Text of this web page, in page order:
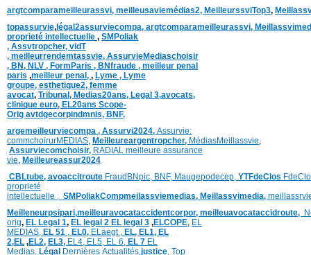
argtcomparameilleurassvi, meilleusaviemédias2, MeilleurssviTop3,
topassurvie, légal2assurviecompa, argtcomparameilleurassvi,
proprieté intellectuelle , SMPoliak
, Assvtropcher, vidT
, meilleurrendemtassvie, AssurvieMediaschoisir
, BN, NLV , FormParis , BNfraude , meilleur penal
paris ,meilleur penal, , Lyme , Lyme
groupe, esthetique2, femme
avocat, Tribunal, Medias20ans, Legal 3,avocats,
clinique euro, EL20ans Scope-
Orig avtdgecorpindmnis, BNF,
argemeilleurviecompa , Assurvi2024, Assurvie:
commchoirurMEDIAS, Meilleureargentropcher, MédiasMeillassvie,
Assurviecomchoisir, RADIAL meilleure assurance
vie, Meilleureassur2024
CBLtube, avoaccitroute FraudBNpic, BNF, Maugepodecep, YTFdeClos
proprieté
intellectuelle , SMPoliakCompmeilassviemedias, Meillassvimedia,
Meilleneurpsipari,meilleuravocataccidentcorpor, meilleuavocataccidroute,
orig, EL Legal 1, EL legal 2 EL legal 3 ,ELCOPE, EL
MEDIAS, EL 51 , EL0, ELaegt , EL, EL1, EL
2,EL ,EL2, EL3, EL4, EL5, EL 6, EL 7 EL
Medias, Légal Dernières Actualités,justice, Top